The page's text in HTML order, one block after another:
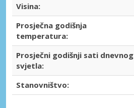
Visina:
Prosječna godišnja
temperatura:
Prosječni godišnji sati dnevnog
svjetla:
Stanovništvo: